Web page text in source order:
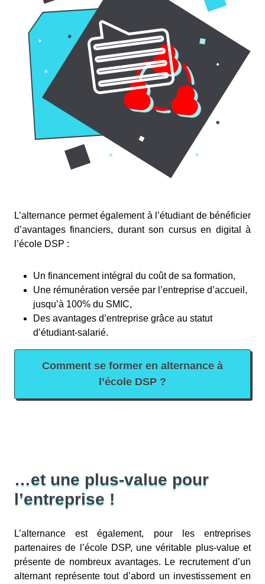
L’alternance permet également à l’étudiant de bénéficier
d’avantages financiers, durant son cursus en digital à
l’école DSP :
Un financement intégral du coût de sa formation,
Une rémunération versée par l’entreprise d’accueil,
jusqu’à 100% du SMIC,
Des avantages d’entreprise grâce au statut
d’étudiant-salarié.
Comment se former en alternance à
l’école DSP ?
…et une plus-value pour
l’entreprise !
L’alternance est également, pour les entreprises
partenaires de l’école DSP, une véritable plus-value et
présente de nombreux avantages. Le recrutement d’un
alternant représente tout d’abord un investissement en